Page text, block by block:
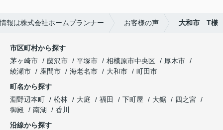
ホームプランナーさんでは購入者目線で相談に乗っ
てくれます。
報は株式会社ホームプランナー お客様の声 大和市 T様
市区町村から探す
茅ヶ崎市
藤沢市 平塚市 相模原市中央区
厚木市
綾瀬市
座間市 海老名市 大和市
町田市
町名から探す
淵野辺本町
松林 大庭 福田 下町屋 大鋸
四之宮
御殿
南湖
香川
沿線から探す